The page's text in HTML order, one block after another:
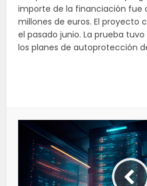
importe de la financiación fue
millones de euros. El proyecto
el pasado junio. La prueba
los planes de autoprotección